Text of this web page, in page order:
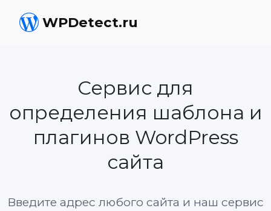
WPDetect.ru
Сервис для
определения шаблона и
плагинов WordPress
сайта
Введите адрес любого сайта и наш сервис